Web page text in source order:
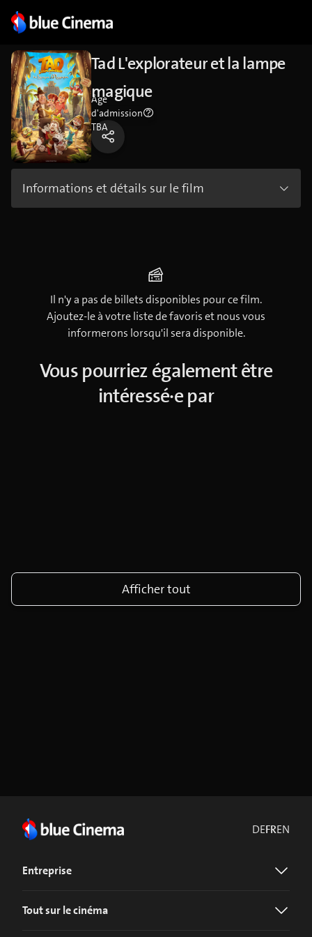
Tad L'explorateur et la lampe
magique
Âge
d'admission
TBA
Informations et détails sur le film
Il n'y a pas de billets disponibles pour ce film.
Ajoutez-le à votre liste de favoris et nous vous
informerons lorsqu'il sera disponible.
Vous pourriez également être
intéressé·e par
Afficher tout
DEFREN
Entreprise
Tout sur le cinéma